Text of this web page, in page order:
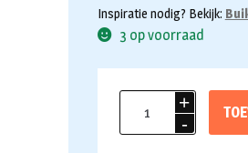
Inspiratie nodig? Bekijk:
3 op voorraad
60cm